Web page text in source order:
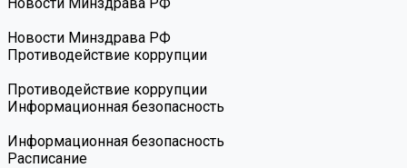
Новости Минздрава РФ
Противодействие коррупции
Противодействие коррупции
Информационная безопасность
Информационная безопасность
Расписание